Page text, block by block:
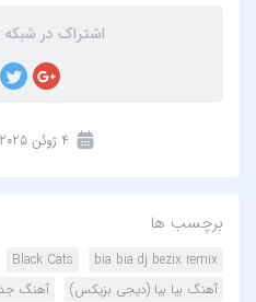
اشتراک در
4 ژوئن 2025
برچسب ها
bia bia dj bezix remix
Black Cats
آهنگ بیا بیا (دیجی بزیکس)
آهنگ